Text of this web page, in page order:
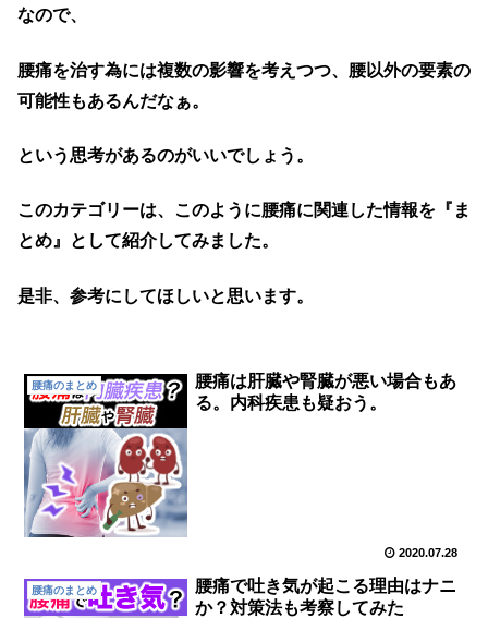
なので、
腰痛を治す為には複数の影響を考えつつ、腰以外の要素の
可能性もあるんだなぁ。
という思考があるのがいいでしょう。
このカテゴリーは、このように腰痛に関連した情報を『ま
とめ』として紹介してみました。
是非、参考にしてほしいと思います。
腰痛のまとめ
腰痛は肝臓や腎臓が悪い場合もあ
る。内科疾患も疑おう。
2020.07.28
腰痛のまとめ
腰痛で吐き気が起こる理由はナニ
か？対策法も考察してみた